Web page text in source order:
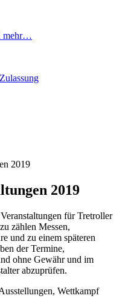
2019
2019
für Tretroller
zählen Messen,
und zu einem späteren
der Termine,
ohne Gewähr und im
abzuprüfen.